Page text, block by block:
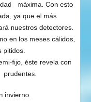
máxima. Con esto
ya que el más
nuestros detectores.
en los meses cálidos,
pitidos.
fijo, éste revela con
invierno.